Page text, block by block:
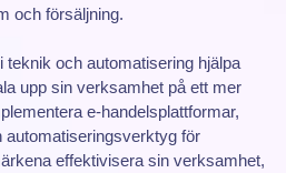
och försäljning.
teknik och automatisering hjälpa
upp sin verksamhet på ett mer
e-handelsplattformar,
för
effektivisera sin verksamhet,